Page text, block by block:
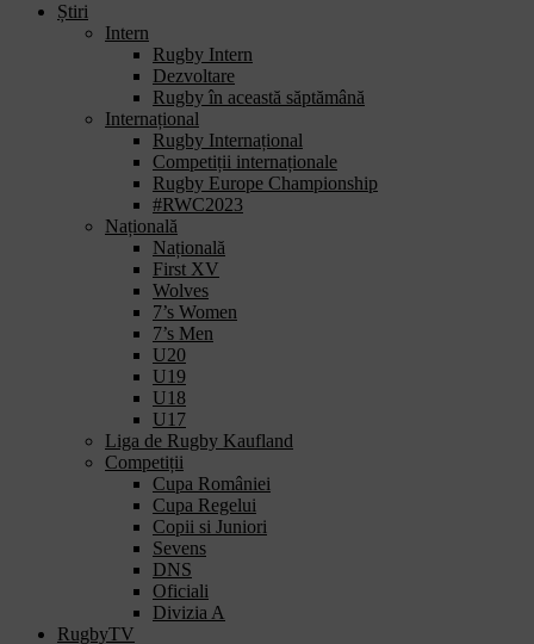
Știri
Intern
Rugby Intern
Dezvoltare
Rugby în această săptămână
Internațional
Rugby Internațional
Competiții internaționale
Rugby Europe Championship
#RWC2023
Națională
Națională
First XV
Wolves
7’s Women
7’s Men
U20
U19
U18
U17
Liga de Rugby Kaufland
Competiții
Cupa României
Cupa Regelui
Copii si Juniori
Sevens
DNS
Oficiali
Divizia A
RugbyTV